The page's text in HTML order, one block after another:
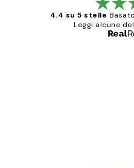
4.4 su 5 stelle
Leggi alcune